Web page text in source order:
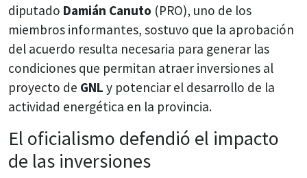
diputado Damián Canuto (PRO), uno de los
miembros informantes, sostuvo que la aprobación
del acuerdo resulta necesaria para generar las
condiciones que permitan atraer inversiones al
proyecto de GNL y potenciar el desarrollo de la
actividad energética en la provincia.
El oficialismo defendió el impacto
de las inversiones